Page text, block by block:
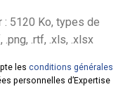
: 5120 Ko, types de
.png, .rtf, .xls, .xlsx
les conditions générales
personnelles d’Expertise